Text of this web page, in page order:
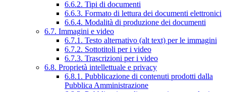
6.6.2. Tipi di documenti
6.6.3. Formato di lettura dei documenti elettronici
6.6.4. Modalità di produzione dei documenti
6.7. Immagini e video
6.7.1. Testo alternativo (alt text) per le immagini
6.7.2. Sottotitoli per i video
6.7.3. Trascrizioni per i video
6.8. Proprietà intellettuale e privacy
6.8.1. Pubblicazione di contenuti prodotti dalla
Pubblica Amministrazione